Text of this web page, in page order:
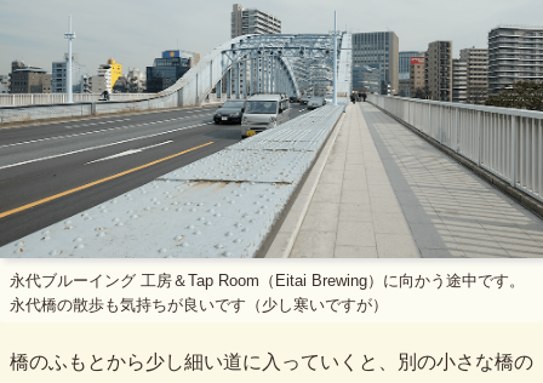
永代ブルーイング 工房＆Tap Room（Eitai Brewing）に向かう途中です。
永代橋の散歩も気持ちが良いです（少し寒いですが）
橋のふもとから少し細い道に入っていくと、別の小さな橋の